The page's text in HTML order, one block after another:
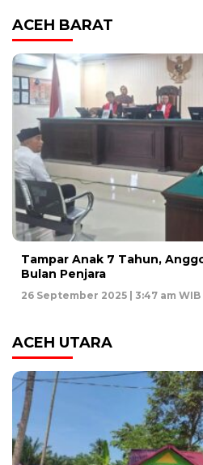
ACEH BARAT
Tampar Anak 7 Tahun,
Bulan Penjara
26 September 2025 | 3:47 am WIB
ACEH UTARA